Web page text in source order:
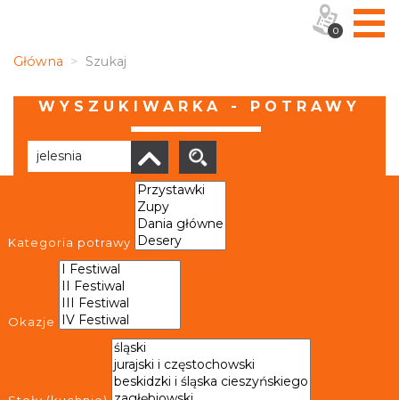
Główna Szukaj
WYSZUKIWARKA - POTRAWY
Kategoria potrawy
Okazje
Brak wyników
OBIEKTY I MIEJSCA
0